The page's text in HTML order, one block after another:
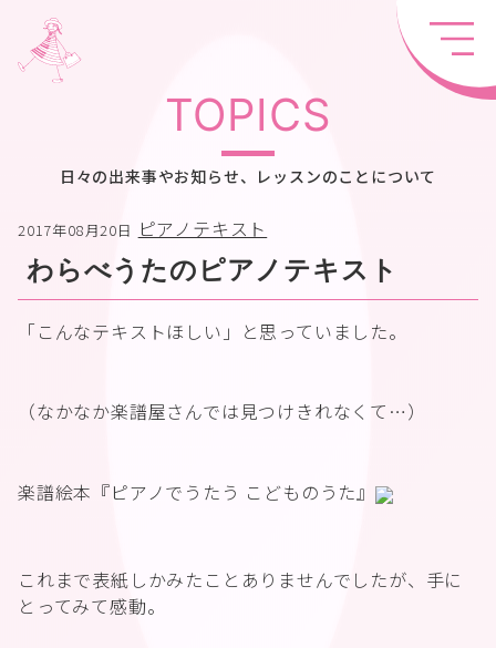
TOPICS
日々の出来事やお知らせ、レッスンのことについて
2017年08月20日 ピアノテキスト
わらべうたのピアノテキスト
「こんなテキストほしい」と思っていました。
（なかなか楽譜屋さんでは見つけきれなくて…）
楽譜絵本『ピアノでうたう こどものうた』
これまで表紙しかみたことありませんでしたが、手に
とってみて感動。